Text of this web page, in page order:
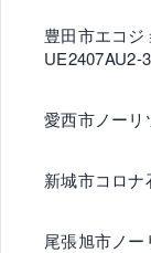
豊田市エコ
UE2407AU2-3
愛西市ノーリ
新城市コロ
尾張旭市ノ